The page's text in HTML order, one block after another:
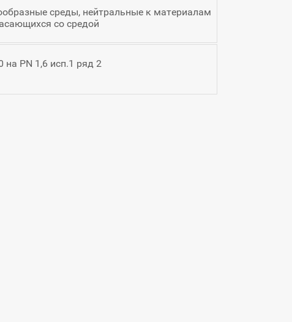
среды, нейтральные к материалам
со средой
на PN 1,6 исп.1 ряд 2